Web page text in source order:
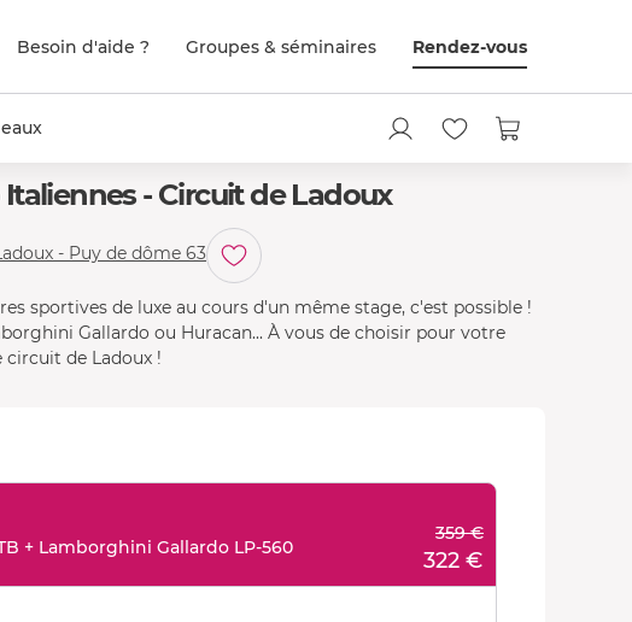
Besoin d'aide ? Groupes & séminaires Rendez-vous
- Circuit de Ladoux
- Puy de dôme 63
sportives de luxe au cours d'un même stage, c'est possible !
Gallardo ou Huracan... À vous de choisir pour votre
de Ladoux !
+ Lamborghini Gallardo LP-560
359 €
322 €